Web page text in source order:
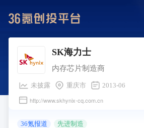
SK海力士
内存芯片制造商
未披露 重庆市 2013-06
http://www.skhynix-cq.com.cn
36氪报道 先进制造